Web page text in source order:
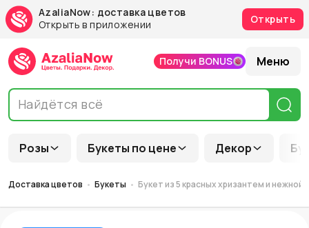
AzaliaNow: доставка цветов
Открыть в приложении
Открыть
Розы Букеты по цене Декор
Получи BONUS Меню
Доставка цветов Букеты Букет из 5 красных хризантем и